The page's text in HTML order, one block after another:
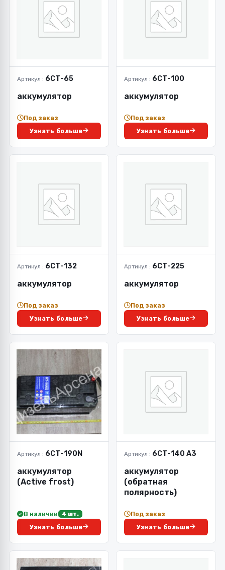
Артикул : 6СТ-65
аккумулятор
Под заказ
Узнать больше
Артикул : 6СТ-100
аккумулятор
Под заказ
Узнать больше
Артикул : 6СТ-132
аккумулятор
Под заказ
Узнать больше
Артикул : 6СТ-225
аккумулятор
Под заказ
Узнать больше
Артикул : 6СТ-190N
аккумулятор
(Active frost)
В наличии 4 шт.
Узнать больше
Артикул : 6СТ-140 А3
аккумулятор
(обратная
полярность)
Под заказ
Узнать больше